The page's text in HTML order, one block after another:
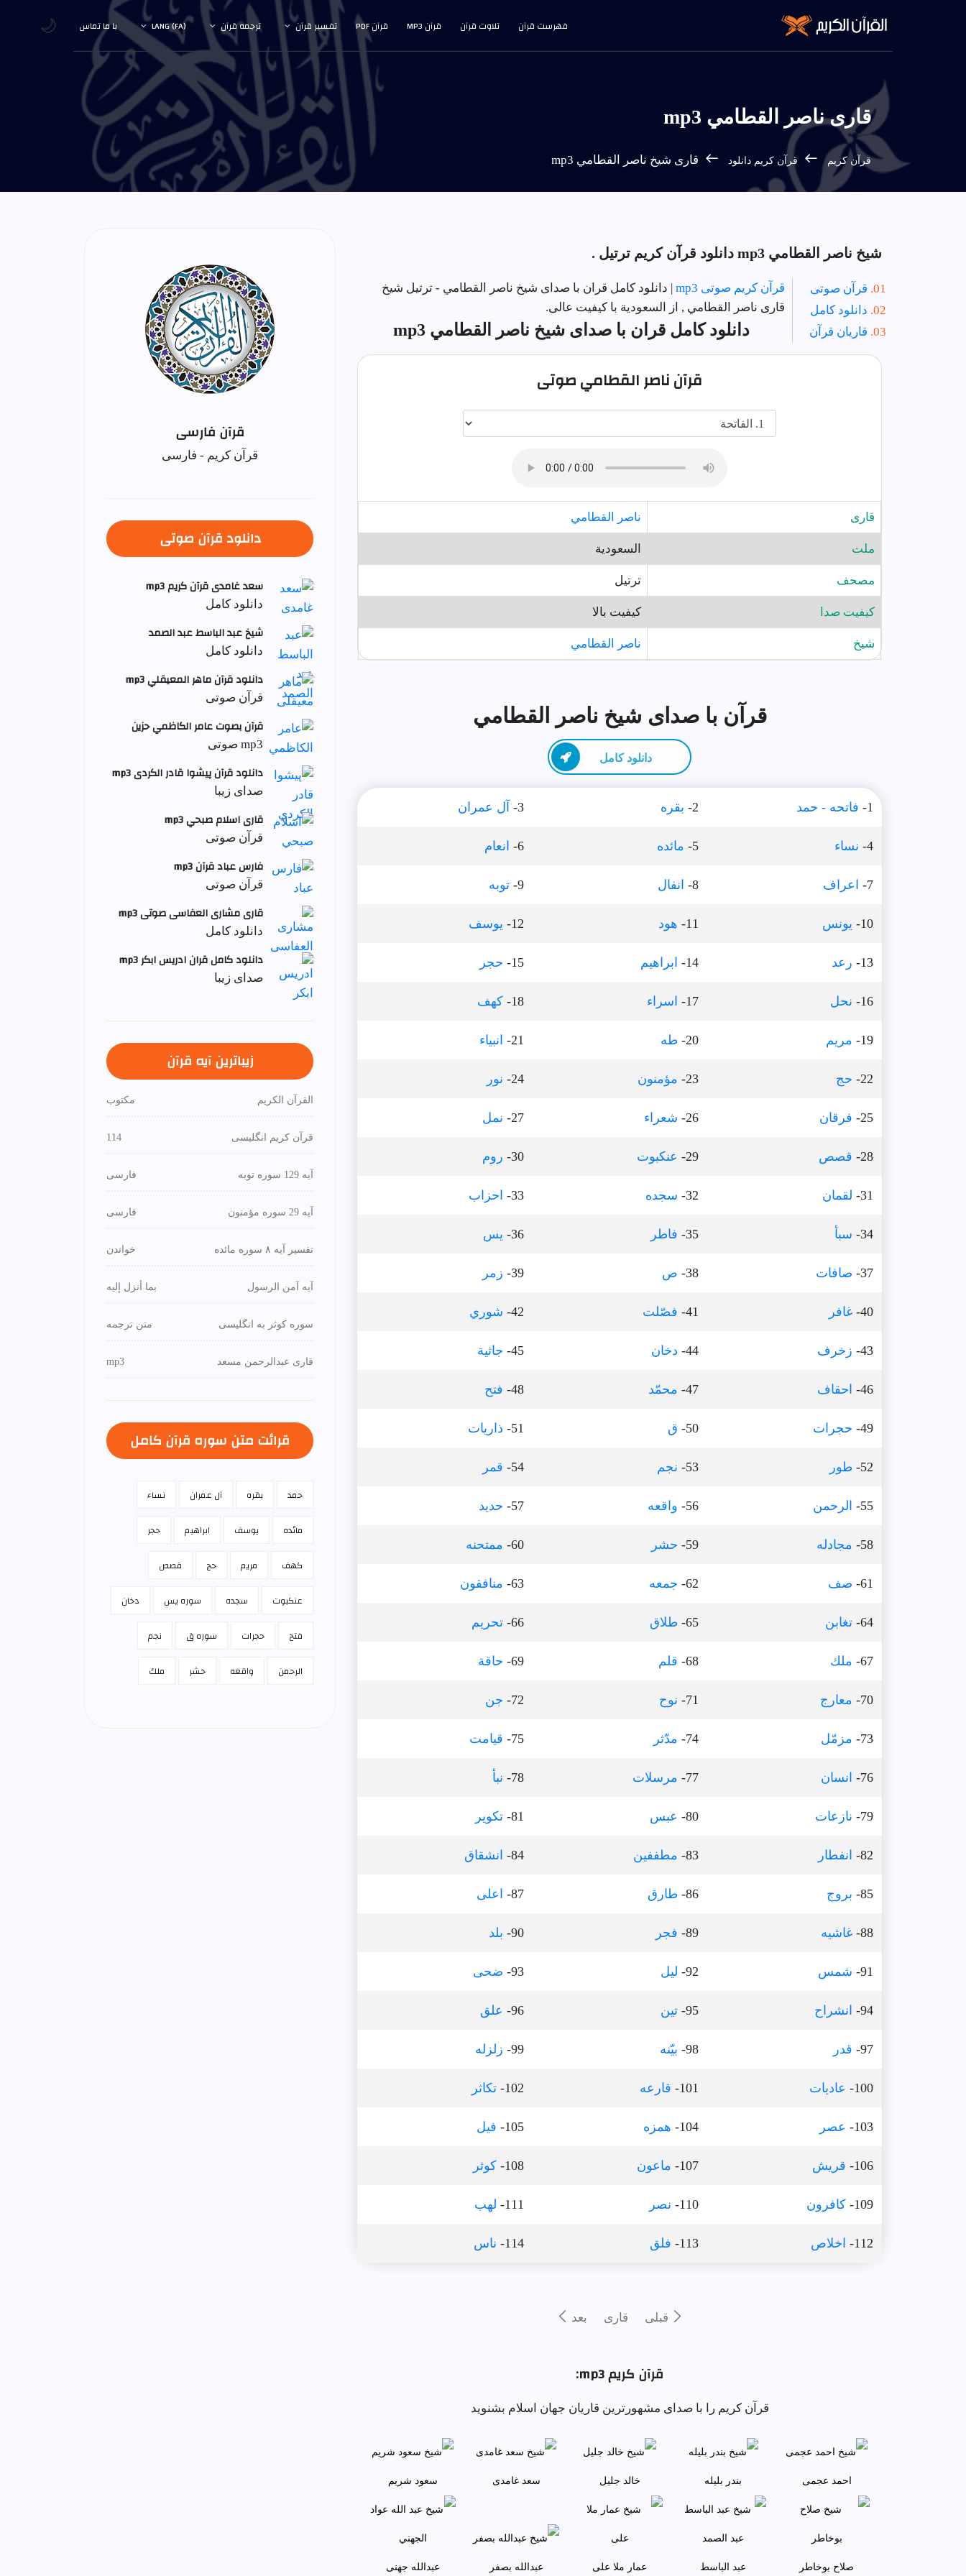
فهرست قرآن تلاوت قرآن قرآن MP3 قرآن PDF تفسیر قرآن ترجمه قرآن LANG (FA) با ما تماس
قاری ناصر القطامي mp3
قرآن كريم قرآن كريم دانلود قارى شيخ ناصر القطامي mp3
شيخ ناصر القطامي mp3 دانلود قرآن كريم ترتيل .
قرآن صوتى
دانلود کامل
قاریان قرآن
قرآن كريم صوتى mp3
| دانلود کامل قران با صدای شیخ ناصر القطامي - ترتيل شيخ
قارى ناصر القطامي , از السعودية با کیفیت عالی.
دانلود کامل قران با صدای شیخ ناصر القطامي mp3
قرآن ناصر القطامي صوتی
قارى ناصر القطامي
ملت السعودية
مصحف ترتيل
کیفیت صدا کیفیت بالا
شيخ ناصر القطامي
قرآن با صدای شیخ ناصر القطامي
دانلود كامل
1- فاتحه - حمد 2- بقره 3- آل عمران
4- نساء 5- مائده 6- انعام
7- اعراف 8- انفال 9- توبه
10- يونس 11- هود 12- يوسف
13- رعد 14- ابراهيم 15- حجر
16- نحل 17- اسراء 18- كهف
19- مريم 20- طه 21- انبياء
22- حج 23- مؤمنون 24- نور
25- فرقان 26- شعراء 27- نمل
28- قصص 29- عنكبوت 30- روم
31- لقمان 32- سجده 33- احزاب
34- سبأ 35- فاطر 36- يس
37- صافات 38- ص 39- زمر
40- غافر 41- فصّلت 42- شوري
43- زخرف 44- دخان 45- جاثية
46- احقاف 47- محمّد 48- فتح
49- حجرات 50- ق 51- ذاريات
52- طور 53- نجم 54- قمر
55- الرحمن 56- واقعه 57- حديد
58- مجادله 59- حشر 60- ممتحنه
61- صف 62- جمعه 63- منافقون
64- تغابن 65- طلاق 66- تحريم
67- ملك 68- قلم 69- حاقة
70- معارج 71- نوح 72- جن
73- مزمّل 74- مدّثر 75- قيامت
76- انسان 77- مرسلات 78- نبأ
79- نازعات 80- عبس 81- تكوير
82- انفطار 83- مطففين 84- انشقاق
85- بروج 86- طارق 87- اعلى
88- غاشيه 89- فجر 90- بلد
91- شمس 92- ليل 93- ضحى
94- انشراح 95- تين 96- علق
97- قدر 98- بيّنه 99- زلزله
100- عاديات 101- قارعه 102- تكاثر
103- عصر 104- همزه 105- فيل
106- قريش 107- ماعون 108- كوثر
109- كافرون 110- نصر 111- لهب
112- اخلاص 113- فلق 114- ناس
قبلى قارى بعد
قرآن کریم mp3:
قرآن کریم را با صدای مشهورترین قاریان جهان اسلام بشنوید
احمد عجمى بندر بليله خالد جليل سعد غامدی سعود شريم
صلاح بوخاطر عبد الباسط عمار ملا علی عبدالله بصفر عبدالله جهنی
قرآن فارسی
قرآن کریم - فارسی
دانلود قرآن صوتی
سعد غامدی قرآن کریم mp3
دانلود کامل
شيخ عبد الباسط عبد الصمد
دانلود کامل
دانلود قرآن ماهر المعيقلي mp3
قرآن صوتی
قرآن بصوت عامر الكاظمي حزين
mp3 صوتی
دانلود قرآن پیشوا قادر الکردی mp3
صدای زیبا
قاری اسلام صبحي mp3
قرآن صوتی
فارس عباد قرآن mp3
قرآن صوتی
قاری مشاری العفاسی صوتی mp3
دانلود کامل
دانلود کامل قران ادریس ابکر mp3
صدای زیبا
زیباترین آیه قرآن
القرآن الكريم مكتوب
قرآن کریم انگلیسی 114
آیه 129 سوره توبه فارسی
آیه 29 سوره مؤمنون فارسی
تفسیر آیه ۸ سوره مائده خواندن
آیه آمن الرسول بما أنزل إليه
سوره کوثر به انگلیسی متن ترجمه
قاری عبدالرحمن مسعد mp3
قرائت متن سوره قرآن كامل
حمد بقره آل عمران نساء
مائده يوسف ابراهيم حجر
كهف مريم حج قصص
عنكبوت سجده سوره يس دخان
فتح حجرات سوره ق نجم
الرحمن واقعه حشر ملك
🌙